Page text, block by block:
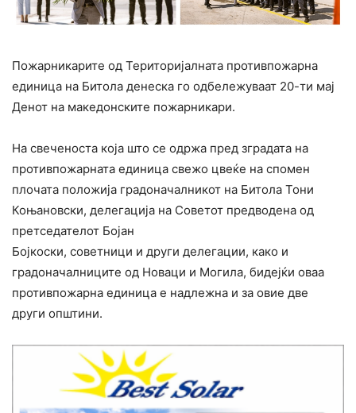
Пожарникарите од Територијалната противпожарна
единица на Битола денеска го одбележуваат 20-ти мај
Денот на македонските пожарникари.
На свеченоста која што се одржа пред зградата на
противпожарната единица свежо цвеќе на спомен
плочата положија градоначалникот на Битола Тони
Коњановски, делегација на Советот предводена од
претседателот Бојан
Бојкоски, советници и други делегации, како и
градоначалниците од Новаци и Могила, бидејќи оваа
противпожарна единица е надлежна и за овие две
други општини.